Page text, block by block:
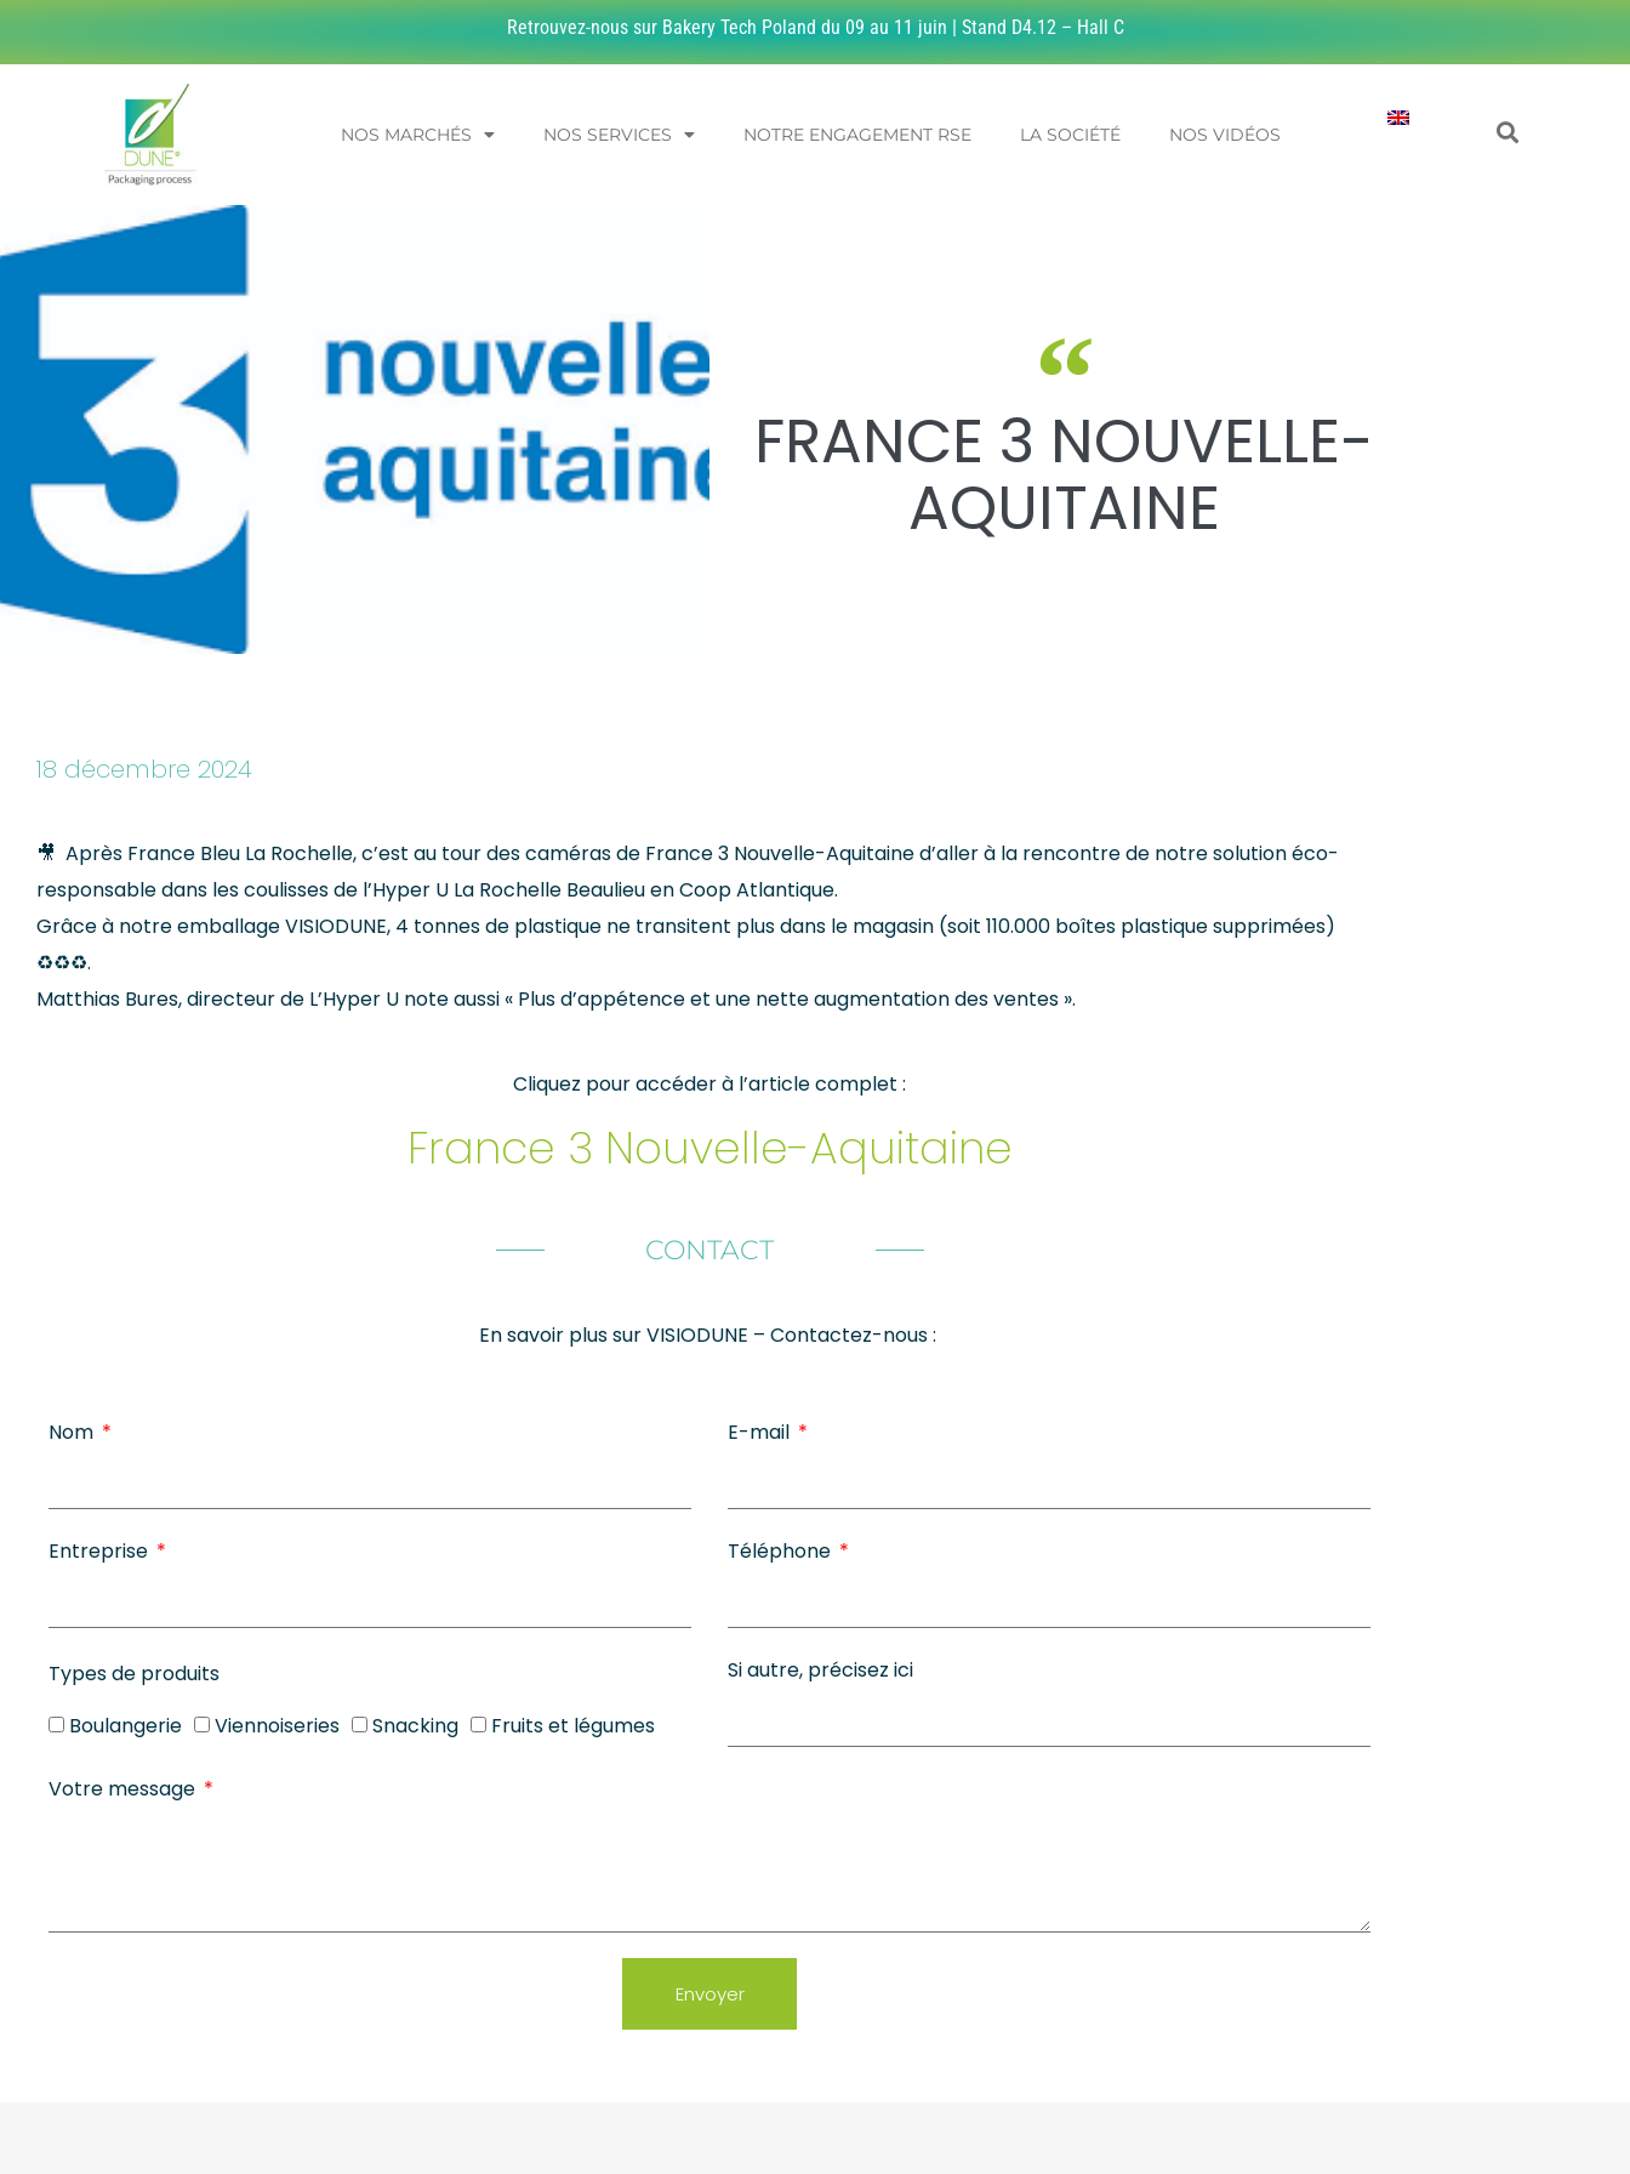
Retrouvez-nous sur Bakery Tech Poland du 09 au 11 juin | Stand D4.12 – Hall C
NOS MARCHÉS NOS SERVICES NOTRE ENGAGEMENT RSE LA SOCIÉTÉ NOS VIDÉOS
FRANCE 3 NOUVELLE-
AQUITAINE
18 décembre 2024
🎥 Après France Bleu La Rochelle, c’est au tour des caméras de France 3 Nouvelle-Aquitaine d’aller à la rencontre de notre solution éco-
responsable dans les coulisses de l’Hyper U La Rochelle Beaulieu en Coop Atlantique.
Grâce à notre emballage VISIODUNE, 4 tonnes de plastique ne transitent plus dans le magasin (soit 110.000 boîtes plastique supprimées)
♻️♻️♻️.
Matthias Bures, directeur de L’Hyper U note aussi « Plus d’appétence et une nette augmentation des ventes ».
Cliquez pour accéder à l’article complet :
France 3 Nouvelle-Aquitaine
CONTACT
En savoir plus sur VISIODUNE – Contactez-nous :
Nom E-mail
Entreprise Téléphone
Types de produits
Boulangerie
Viennoiseries Snacking Fruits et légumes
Si autre, précisez ici
Votre message
Envoyer